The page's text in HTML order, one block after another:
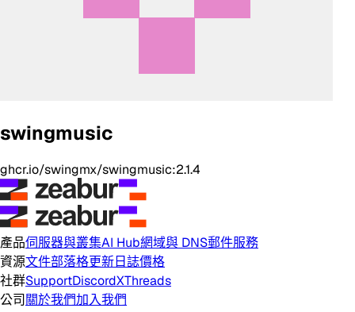
swingmusic
ghcr.io/swingmx/swingmusic:2.1.4
產品伺服器與叢集AI Hub網域與 DNS郵件服務
資源文件部落格更新日誌價格
社群SupportDiscordXThreads
公司關於我們加入我們